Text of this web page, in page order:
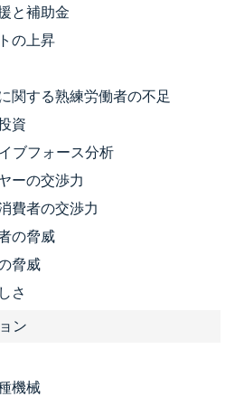
と補助金
の上昇
関する熟練労働者の不足
資
ブフォース分析
ーの交渉力
費者の交渉力
の脅威
脅威
さ
ン
機械